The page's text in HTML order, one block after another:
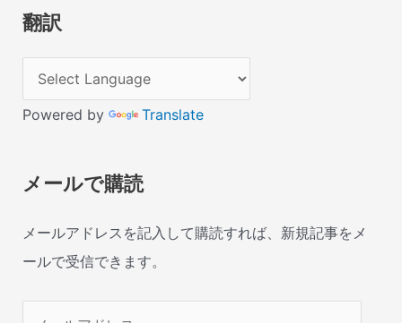
翻訳
Powered by Translate
メールで購読
メールアドレスを記入して購読すれば、新規記事をメ
ールで受信できます。